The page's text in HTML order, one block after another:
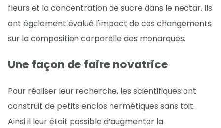
fleurs et la concentration de sucre dans le nectar. Ils
ont également évalué l'impact de ces changements
sur la composition corporelle des monarques.
Une façon de faire novatrice
Pour réaliser leur recherche, les scientifiques ont
construit de petits enclos hermétiques sans toit.
Ainsi il leur était possible d’augmenter la